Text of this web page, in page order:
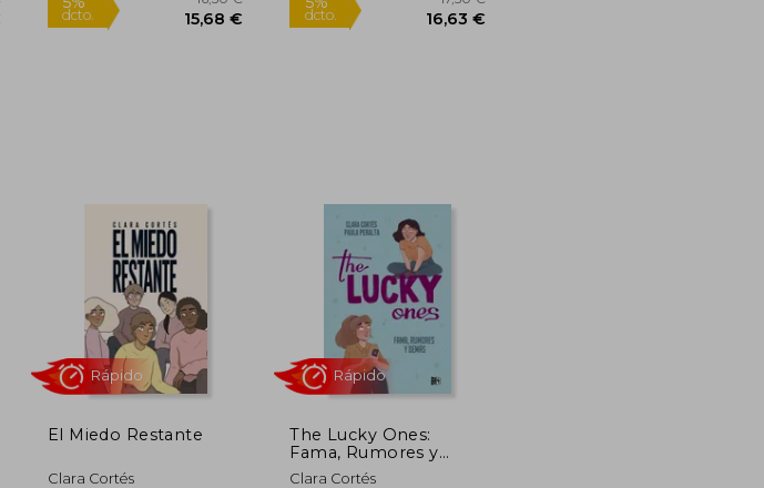
15,68 € dcto.
El Miedo Restante
Clara Cortés
The Lucky Ones:
Fama, Rumores y
Demás (vr ya)
Clara Cortés